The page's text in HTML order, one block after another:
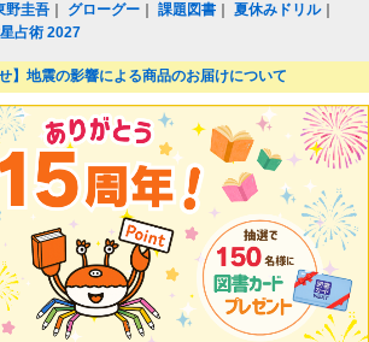
野圭吾 グローグー ｜課題図書 ｜夏休みドリル｜
占術 2027
せ】地震の影響による商品のお届けについて